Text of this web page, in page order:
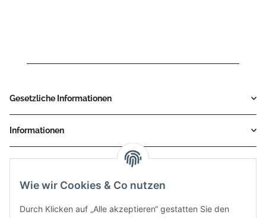
Wie wir Cookies & Co nutzen
Durch Klicken auf „Alle akzeptieren“ gestatten Sie den
Gesetzliche Informationen
Informationen